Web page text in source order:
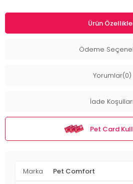
Ürün
Ödeme
Yorumlar(0)
İade Koşulları
Pet Card
Marka Pet Comfort